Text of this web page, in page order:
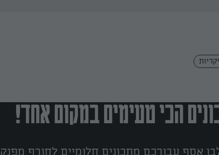
הכי טעימים במקום אחד!
אסף עבורכם מתכונים חלומיים לחורף